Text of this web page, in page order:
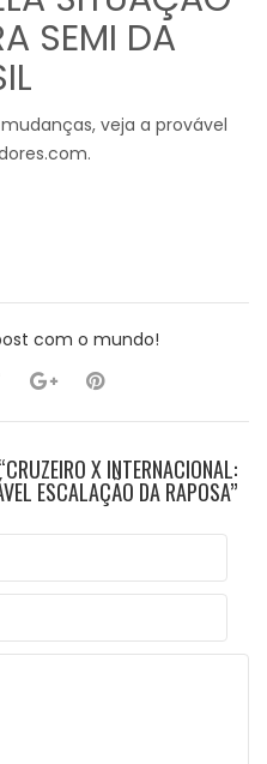
SEMI DA
veja a provável
com o mundo!
X INTERNACIONAL:
ESCALAÇÃO DA RAPOSA”